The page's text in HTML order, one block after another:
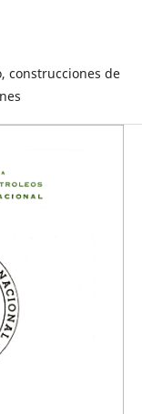
construcciones de